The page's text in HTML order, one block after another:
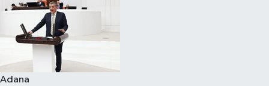
Adana
Resmi İlanlar